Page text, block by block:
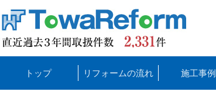
トップ リフォームの流れ 施工事例